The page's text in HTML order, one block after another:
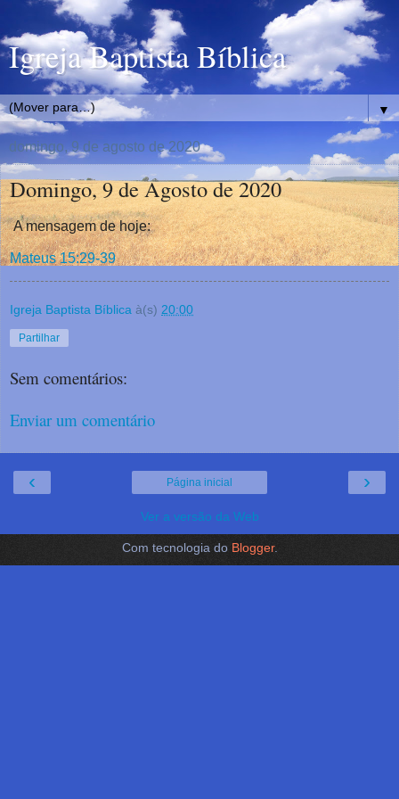
Igreja Baptista Bíblica
▼
domingo, 9 de agosto de 2020
Domingo, 9 de Agosto de 2020
A mensagem de hoje:
Mateus 15:29-39
Igreja Baptista Bíblica à(s) 20:00
Partilhar
Sem comentários:
Enviar um comentário
‹ ›
Página inicial
Ver a versão da Web
Com tecnologia do Blogger.